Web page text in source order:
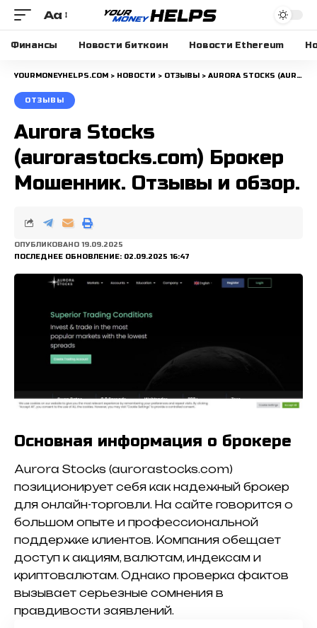
Размера
шрифта
Aa
Финансы Новости биткоин Новости Ethereum
YOURMONEYHELPS.COM > НОВОСТИ > ОТЗЫВЫ > AURORA STOCKS (AURORASTOCKS.COM) БРОКЕР МОШЕННИК. ОТЗЫВЫ И ОБЗОР.
ОТЗЫВЫ
Aurora Stocks
(aurorastocks.com) Брокер
Мошенник. Отзывы и обзор.
ПОСЛЕДНЕЕ ОБНОВЛЕНИЕ: 02.09.2025 16:47
ОПУБЛИКОВАНО 19.09.2025
Основная информация о брокере
Aurora Stocks (aurorastocks.com)
позиционирует себя как надежный брокер
для онлайн-торговли. На сайте говорится о
большом опыте и профессиональной
поддержке клиентов. Компания обещает
доступ к акциям, валютам, индексам и
криптовалютам. Однако проверка фактов
вызывает серьезные сомнения в
правдивости заявлений.